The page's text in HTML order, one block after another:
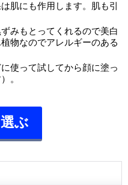
肌にも作用します。肌も引
みもとってくれるので美白
物なのでアレルギーのある
使って試してから顔に塗っ
。
ぶ